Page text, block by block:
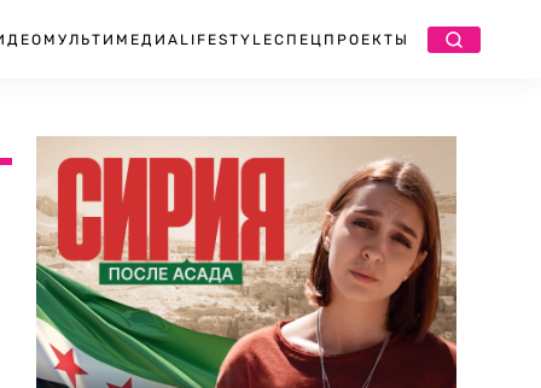
МУЛЬТИМЕДИА LIFESTYLEСПЕЦПРОЕКТЫ